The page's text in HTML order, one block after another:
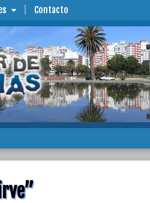
Contacto